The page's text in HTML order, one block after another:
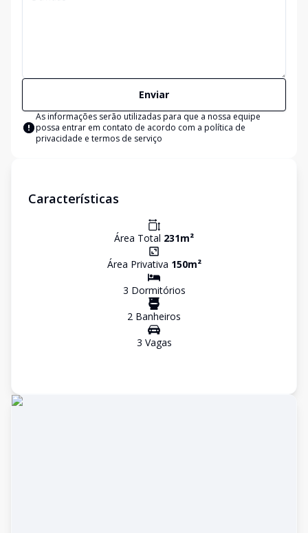
Enviar
As informações serão utilizadas para que a nossa equipe
possa entrar em contato de acordo com a política de
privacidade e termos de serviço
Características
Área Total 231m²
Área Privativa 150m²
3 Dormitórios
2 Banheiros
3 Vagas